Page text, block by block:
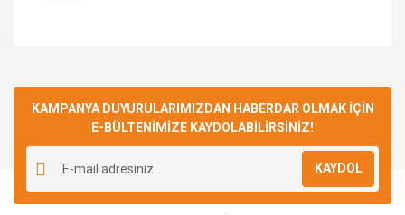
Yorum Yaz
KAMPANYA DUYURULARIMIZDAN HABERDAR OLMAK İÇİN
E-BÜLTENİMİZE KAYDOLABİLİRSİNİZ!
KAYDOL